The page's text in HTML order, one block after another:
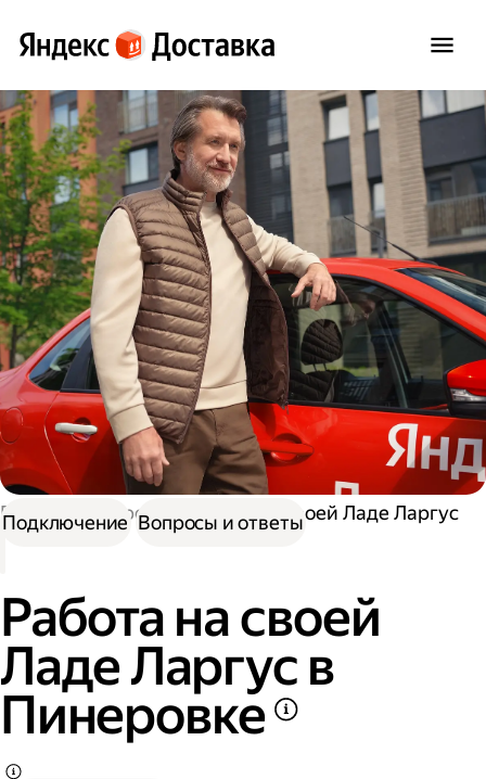
Работа курьером Работа на своей Ладе Ларгус
Работа на своей
Ладе Ларгус в
Пинеровке
Подключение Вопросы и ответы